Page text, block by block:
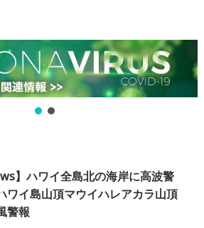
】ハワイ全島北の海岸に高波警
ワイ島山頂マウイハレアカラ山頂
警報